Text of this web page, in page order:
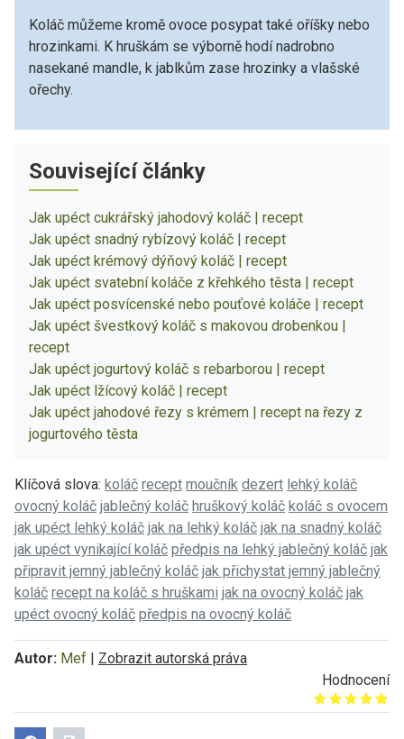
Koláč můžeme kromě ovoce posypat také oříšky nebo
hrozinkami. K hruškám se výborně hodí nadrobno
nasekané mandle, k jablkům zase hrozinky a vlašské
ořechy.
Související články
Jak upéct cukrářský jahodový koláč | recept
Jak upéct snadný rybízový koláč | recept
Jak upéct krémový dýňový koláč | recept
Jak upéct svatební koláče z křehkého těsta | recept
Jak upéct posvícenské nebo pouťové koláče | recept
Jak upéct švestkový koláč s makovou drobenkou |
recept
Jak upéct jogurtový koláč s rebarborou | recept
Jak upéct lžícový koláč | recept
Jak upéct jahodové řezy s krémem | recept na řezy z
jogurtového těsta
Klíčová slova: koláč recept moučník dezert lehký koláč
ovocný koláč jablečný koláč hruškový koláč koláč s ovocem
jak upéct lehký koláč jak na lehký koláč jak na snadný koláč
jak upéct vynikající koláč předpis na lehký jablečný koláč jak
připravit jemný jablečný koláč jak přichystat jemný jablečný
koláč recept na koláč s hruškami jak na ovocný koláč jak
upéct ovocný koláč předpis na ovocný koláč
Autor: Mef | Zobrazit autorská práva
Hodnocení
Give it 1/5
Give it 2/5
Give it 3/5
Give it 4/5
Give it 5/5